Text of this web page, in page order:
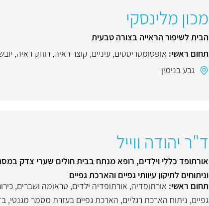
מכון מלינסקי
הבית לשיפור הראייה בצורה טבעית
תחום ראשי: אופטומטריסטים, עיניים, קוצר ראיה, רוחק ראיה,
גבע בנימין
ד"ר יהודה ווייל
אורתופד כללי וילדים, רופא מנתח בבית חולים שערי צדק
וניתוחים לתיקון עיוותי גפיים והארכת גפיים
תחום ראשי: אורתופדיה, אורתופדיה ילדים, טראומה ושברים,
גפיים, ניתוח הארכת רגליים, הארכת גפיים בעזרת מסמר מגנטי,